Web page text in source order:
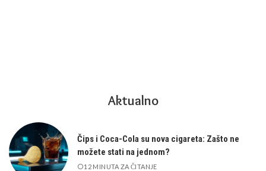
Aktualno
Čips i Coca-Cola su nova cigareta: Zašto ne
možete stati na jednom?
12 MINUTA ZA ČITANJE